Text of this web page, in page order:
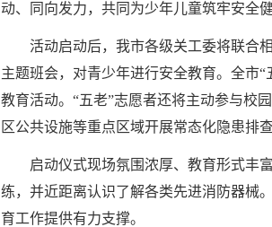
动、同向发力，共同为少年儿童筑牢安全
活动启动后，我市各级关工委将联合
主题班会，对青少年进行安全教育。全市
教育活动。“五老”志愿者还将主动参与校
区公共设施等重点区域开展常态化隐患排
启动仪式现场氛围浓厚、教育形式丰
练，并近距离认识了解各类先进消防器械
育工作提供有力支撑。